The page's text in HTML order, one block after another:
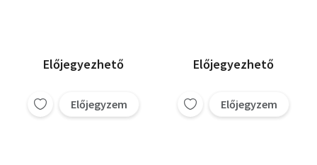
Előjegyezhető
Előjegyzem
Előjegyezhető
Előjegyzem